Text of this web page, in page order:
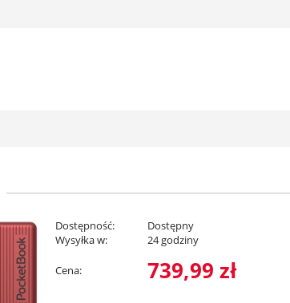
Dostępność:
Dostępny
Wysyłka w:
24 godziny
Cena: 739,99 zł